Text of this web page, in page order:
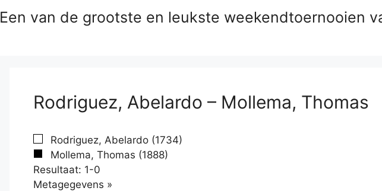
Een van de grootste en leukste weekendtoernooien
Rodriguez, Abelardo – Mollema, Thomas
Rodriguez, Abelardo (1734)
Mollema, Thomas (1888)
Resultaat: 1-0
Metagegevens »